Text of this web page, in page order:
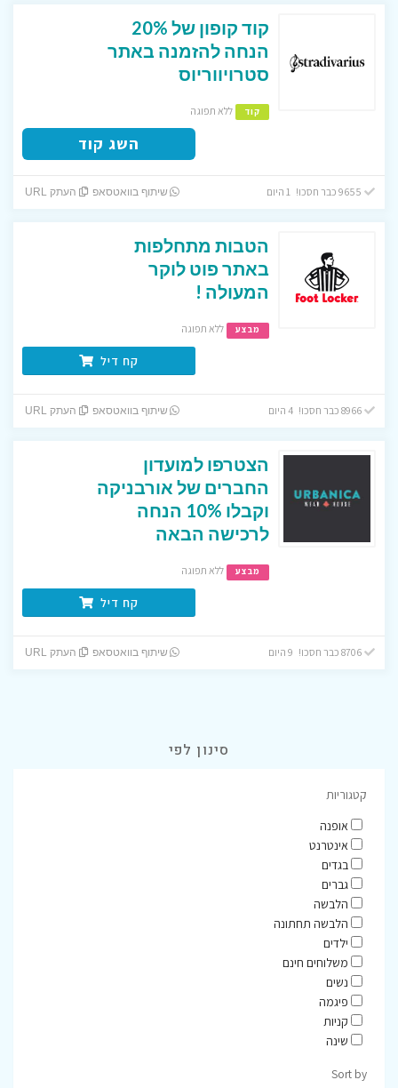
קוד קופון של 20%
הנחה להזמנה באתר
סטרויווריוס
קוד ללא תפוגה
השג קוד
שיתוף בוואטסאפ העתק URL
הטבות מתחלפות
באתר פוט לוקר
המעולה !
מבצע ללא תפוגה
קח דיל
8966 כבר חסכו! 4 היום שיתוף בוואטסאפ העתק URL
הצטרפו למועדון
החברים של אורבניקה
וקבלו 10% הנחה
לרכישה הבאה
מבצע ללא תפוגה
קח דיל
8706 כבר חסכו! 9 היום שיתוף בוואטסאפ העתק URL
סינון לפי
קטגוריות
אופנה
אינטרנט
בגדים
גברים
הלבשה
הלבשה תחתונה
ילדים
משלוחים חינם
נשים
פיגמה
קניות
שינה
Sort by